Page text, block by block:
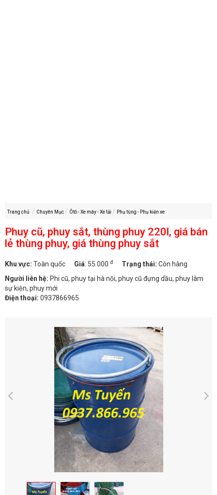
Trang chủ Chuyên Mục Ôtô - Xe máy - Xe tải Phụ tùng - Phụ kiện xe
Phuy cũ, phuy sắt, thùng phuy 220l, giá bán
lẻ thùng phuy, giá thùng phuy sắt
Khu vực: Toàn quốc Giá: 55.000 đ Trạng thái: Còn hàng
Người liên hệ: Phi cũ, phuy tại hà nội, phuy cũ đựng dầu, phuy làm
sự kiện, phuy mới
Điện thoại: 0937866965